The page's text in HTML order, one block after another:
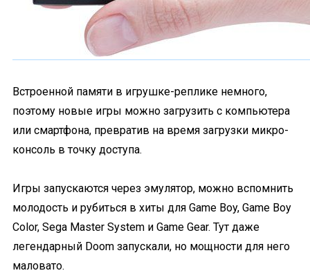
Встроенной памяти в игрушке-реплике немного,
поэтому новые игры можно загрузить с компьютера
или смартфона, превратив на время загрузки микро-
консоль в точку доступа.
Игры запускаются через эмулятор, можно вспомнить
молодость и рубиться в хиты для Game Boy, Game Boy
Color, Sega Master System и Game Gear. Тут даже
легендарный Doom запускали, но мощности для него
маловато.